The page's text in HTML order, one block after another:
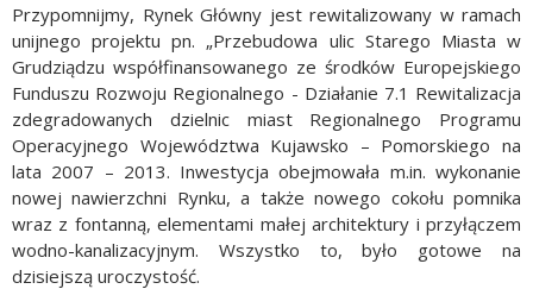
Przypomnijmy, Rynek Główny jest rewitalizowany w ramach
unijnego projektu pn. „Przebudowa ulic Starego Miasta w
Grudziądzu współfinansowanego ze środków Europejskiego
Funduszu Rozwoju Regionalnego - Działanie 7.1 Rewitalizacja
zdegradowanych dzielnic miast Regionalnego Programu
Operacyjnego Województwa Kujawsko – Pomorskiego na
lata 2007 – 2013. Inwestycja obejmowała m.in. wykonanie
nowej nawierzchni Rynku, a także nowego cokołu pomnika
wraz z fontanną, elementami małej architektury i przyłączem
wodno-kanalizacyjnym. Wszystko to, było gotowe na
dzisiejszą uroczystość.